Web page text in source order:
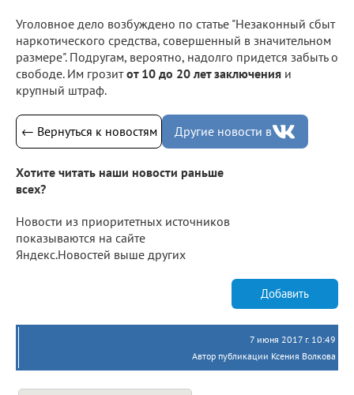
Уголовное дело возбуждено по статье "Незаконный сбыт
наркотического средства, совершенный в значительном
размере". Подругам, вероятно, надолго придется забыть о
свободе. Им грозитот 10 до 20 лет заключения и
крупный штраф.
← Вернуться к новостям Другие новости в
Хотите читать наши новости раньше
всех?
Новости из приоритетных источников
показываются на сайте
Яндекс.Новостей выше других
Добавить
7 июня 2017 г. 10:49
Автор публикации Ксения Волкова